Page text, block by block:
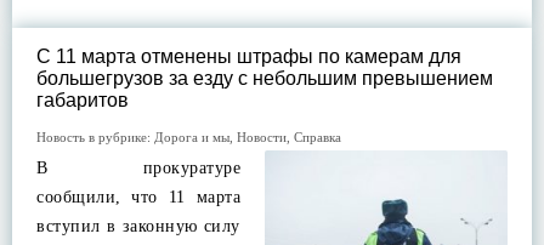
С 11 марта отменены штрафы по камерам для
большегрузов за езду с небольшим превышением
габаритов
Новость в рубрике: Дорога и мы Новости Справка
В прокуратуре
сообщили, что 11 марта
вступил в законную силу